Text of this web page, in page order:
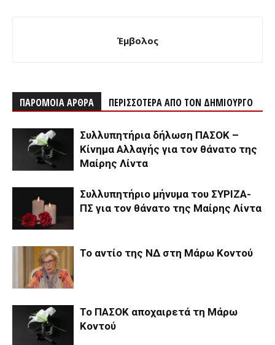
Έμβολος
ΠΑΡΟΜΟΙΑ ΑΡΘΡΑ ΠΕΡΙΣΣΟΤΕΡΑ ΑΠΟ ΤΟΝ ΔΗΜΙΟΥΡΓΟ
Συλλυπητήρια δήλωση ΠΑΣΟΚ –
Κίνημα Αλλαγής για τον θάνατο της
Μαίρης Λίντα
Συλλυπητήριο μήνυμα του ΣΥΡΙΖΑ-
ΠΣ για τον θάνατο της Μαίρης Λίντα
Το αντίο της ΝΔ στη Μάρω Κοντού
Το ΠΑΣΟΚ αποχαιρετά τη Μάρω
Κοντού